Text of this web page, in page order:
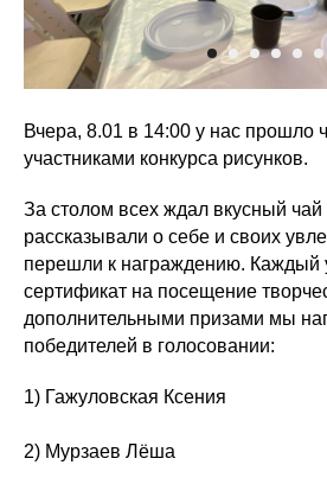
Вчера, 8.01 в 14:00 у нас прошло
участниками конкурса рисунков.
За столом всех ждал вкусный чай
рассказывали о себе и своих
перешли к награждению. Каждый
сертификат на посещение
дополнительными призами мы
победителей в голосовании:
1) Гажуловская Ксения
2) Мурзаев Лёша